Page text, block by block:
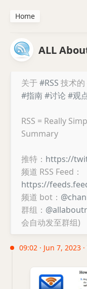
ALL
关于 #RSS 技术的
#指南#讨论 #观
RSS = Really
Summary
推特： https://
频道 RSS Feed：
https://
频道 bot：
群组：
会自动发至群组)
09:02 · Jun 7, 2023
Home